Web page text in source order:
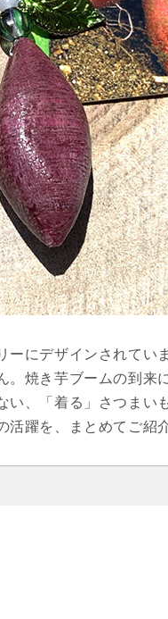
にデザインされてい
。焼き芋ブームの到来
い、「着る」さつまい
躍を、まとめてご紹